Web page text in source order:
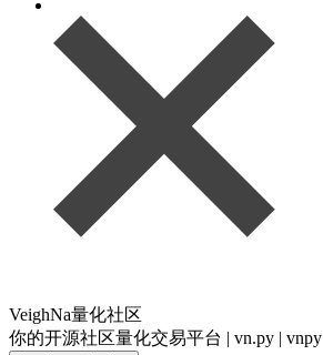
VeighNa量化社区
你的开源社区量化交易平台 | vn.py | vnpy